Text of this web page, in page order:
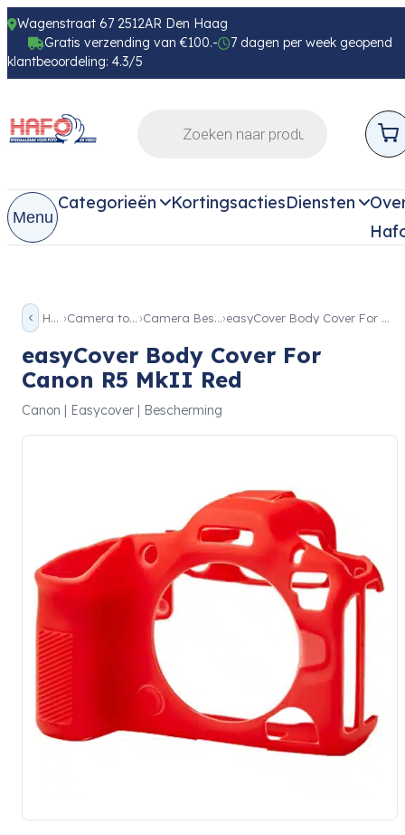
Wagenstraat 67 2512AR Den Haag
Gratis verzending van €100.-
7 dagen per week geopend
klantbeoordeling: 4.3/5
Menu
Categorieën KortingsactiesDiensten
Home Camera toebehoren Camera Bescherming easyCover Body Cover For Canon R5 MkII Red
easyCover Body Cover For
Canon R5 MkII Red
Canon | Easycover | Bescherming